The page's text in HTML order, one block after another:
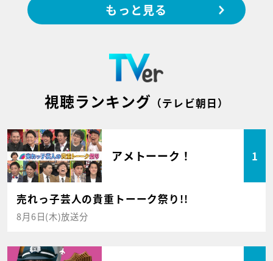
もっと見る
視聴ランキング （テレビ朝日）
アメトーーク！ 1
売れっ子芸人の貴重トーーク祭り!!
8月6日(木)放送分